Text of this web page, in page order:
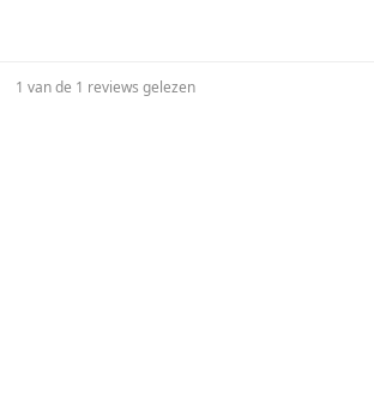
1 van de 1 reviews gelezen